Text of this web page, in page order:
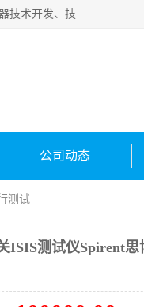
天津市信仪科科技有限公司成立于2013年，注册地位于天津市西青区。经营范围包括计算机软件、电子产品、仪器技术开发、技术转让、技术咨询、技术服务、网络工程、电子监控工程安装等；主要产品有：网络流量测试仪、Ixia XM2、XM12、XGS2、XGS12、400T、1600T、X16网络协议分析仪，Agilent N2X 等等各种型号，欢迎来电咨询。
公司动态
测试
ISIS测试仪Spirent